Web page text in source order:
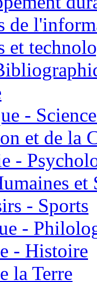
de
et
-
et de la
-
et
- Sports
-
- Histoire
la Terre